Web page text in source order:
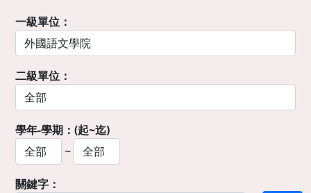
一級單位：
二級單位：
學年-學期：(起~迄)
~
關鍵字：